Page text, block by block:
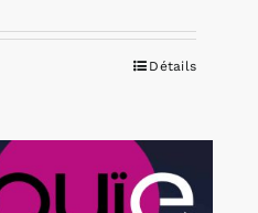
Détails